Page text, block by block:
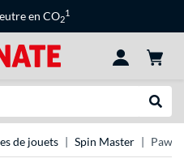
en CO2
1
de jouets Spin Master Paw